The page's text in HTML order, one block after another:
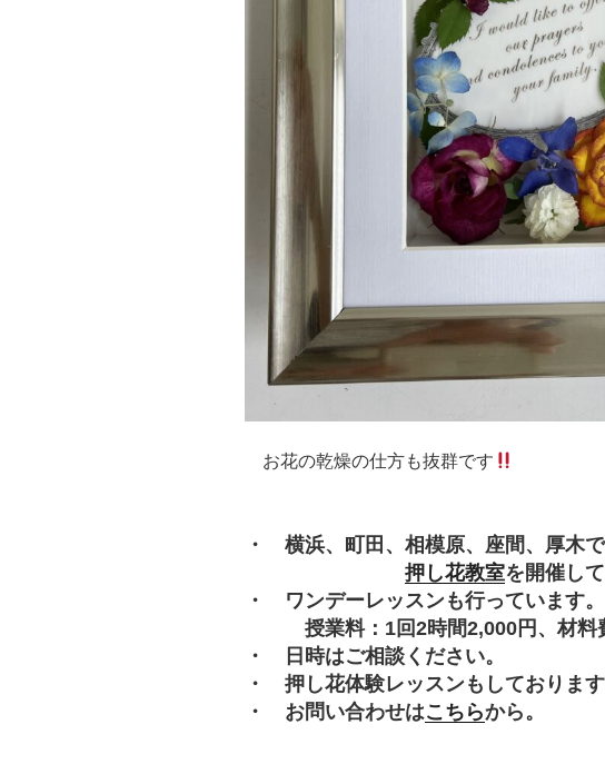
お花の乾燥の仕方も抜群です
・ 横浜、町田、相模原、座間、厚木で
押し花教室を開催し
・ ワンデーレッスンも行っています。
授業料：1回2時間2,000円、材料
・ 日時はご相談ください。
・ 押し花体験レッスンもしておりま
・ お問い合わせはこちらから。